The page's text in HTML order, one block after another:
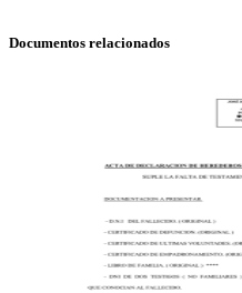
Documentos relacionados